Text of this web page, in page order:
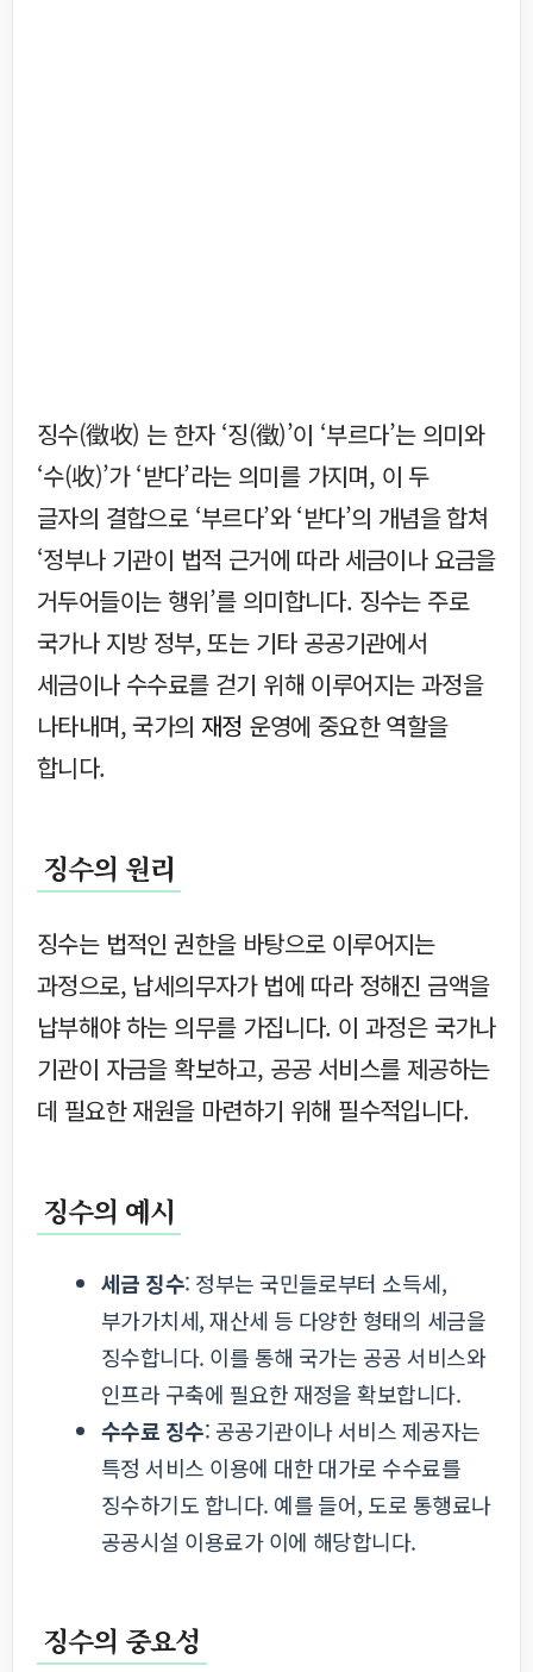
징수(徵收) 는 한자 ‘징(徵)’이 ‘부르다’는 의미와
‘수(收)’가 ‘받다’라는 의미를 가지며, 이 두
글자의 결합으로 ‘부르다’와 ‘받다’의 개념을 합쳐
‘정부나 기관이 법적 근거에 따라 세금이나 요금을
거두어들이는 행위’를 의미합니다. 징수는 주로
국가나 지방 정부, 또는 기타 공공기관에서
세금이나 수수료를 걷기 위해 이루어지는 과정을
나타내며, 국가의 재정 운영에 중요한 역할을
합니다.
징수의 원리
징수는 법적인 권한을 바탕으로 이루어지는
과정으로, 납세의무자가 법에 따라 정해진 금액을
납부해야 하는 의무를 가집니다. 이 과정은 국가나
기관이 자금을 확보하고, 공공 서비스를 제공하는
데 필요한 재원을 마련하기 위해 필수적입니다.
징수의 예시
세금 징수: 정부는 국민들로부터 소득세,
부가가치세, 재산세 등 다양한 형태의 세금을
징수합니다. 이를 통해 국가는 공공 서비스와
인프라 구축에 필요한 재정을 확보합니다.
수수료 징수: 공공기관이나 서비스 제공자는
특정 서비스 이용에 대한 대가로 수수료를
징수하기도 합니다. 예를 들어, 도로 통행료나
공공시설 이용료가 이에 해당합니다.
징수의 중요성